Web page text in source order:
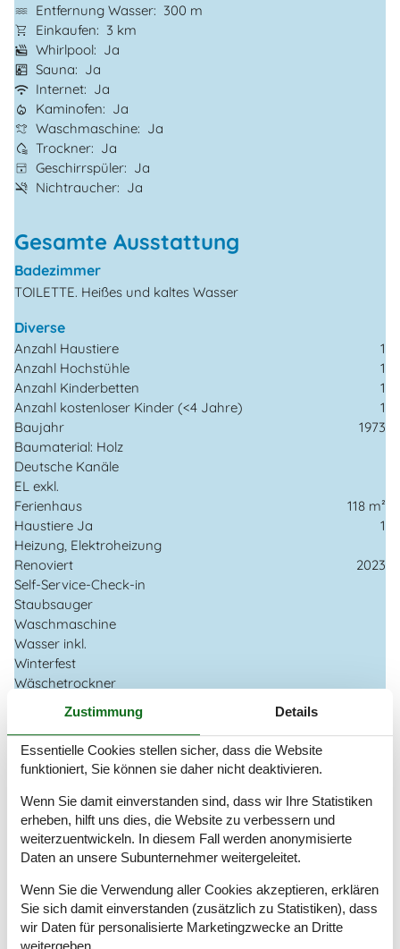
Entfernung Wasser
300 m
Einkaufen
3 km
Whirlpool
Ja
Sauna
Ja
Internet
Ja
Kaminofen
Ja
Waschmaschine
Ja
Trockner
Ja
Geschirrspüler
Ja
Nichtraucher
Ja
Gesamte Ausstattung
Badezimmer
TOILETTE. Heißes und kaltes Wasser
Diverse
Anzahl Haustiere
1
Anzahl Hochstühle
1
Anzahl Kinderbetten
1
Anzahl kostenloser Kinder (<4 Jahre)
1
Baujahr
1973
Baumaterial: Holz
Deutsche Kanäle
EL exkl.
Ferienhaus
118 m²
Haustiere Ja
1
Heizung, Elektroheizung
Renoviert
2023
Self-Service-Check-in
Staubsauger
Waschmaschine
Wasser inkl.
Winterfest
Wäschetrockner
Draußen
Gartenmöbel
Grill
Kostenloser Parkplatz auf dem Gelände
Landschaftsgarten
1200 m²
Schaukel
Drinnen
Elektrogeräte
1 DVD
Zustimmung Details
Essentielle Cookies stellen sicher, dass die Website
funktioniert, Sie können sie daher nicht deaktivieren.
Wenn Sie damit einverstanden sind, dass wir Ihre Statistiken
erheben, hilft uns dies, die Website zu verbessern und
weiterzuentwickeln. In diesem Fall werden anonymisierte
Daten an unsere Subunternehmer weitergeleitet.
Wenn Sie die Verwendung aller Cookies akzeptieren, erklären
Sie sich damit einverstanden (zusätzlich zu Statistiken), dass
wir Daten für personalisierte Marketingzwecke an Dritte